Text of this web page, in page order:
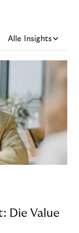
Alle Insights
Die Value